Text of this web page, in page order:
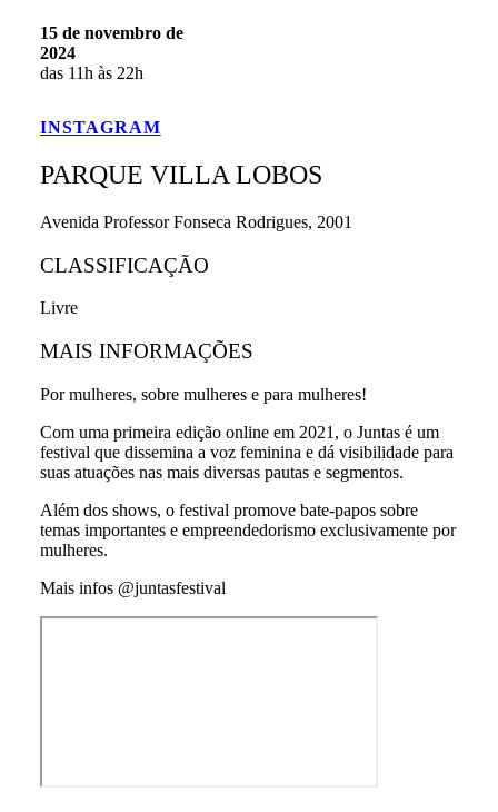
15 de novembro de
2024
das 11h às 22h
INSTAGRAM
PARQUE VILLA LOBOS
Avenida Professor Fonseca Rodrigues, 2001
CLASSIFICAÇÃO
Livre
MAIS INFORMAÇÕES
Por mulheres, sobre mulheres e para mulheres!
Com uma primeira edição online em 2021, o Juntas é um
festival que dissemina a voz feminina e dá visibilidade para
suas atuações nas mais diversas pautas e segmentos.
Além dos shows, o festival promove bate-papos sobre
temas importantes e empreendedorismo exclusivamente por
mulheres.
Mais infos @juntasfestival